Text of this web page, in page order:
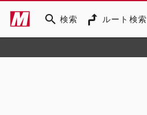
search 検索 ルート検索